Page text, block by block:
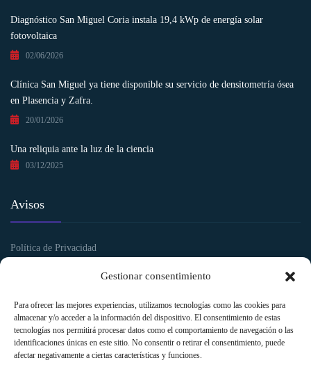
Gestionar consentimiento
Para ofrecer las mejores experiencias, utilizamos tecnologías como las cookies para
almacenar y/o acceder a la información del dispositivo. El consentimiento de estas
tecnologías nos permitirá procesar datos como el comportamiento de navegación o las
identificaciones únicas en este sitio. No consentir o retirar el consentimiento, puede
afectar negativamente a ciertas características y funciones.
Diagnóstico San Miguel Coria instala 19,4 kWp de energía solar
fotovoltaica
02/06/2026
Clínica San Miguel ya tiene disponible su servicio de densitometría ósea
en Plasencia y Zafra.
20/01/2026
Una reliquia ante la luz de la ciencia
03/12/2025
Avisos
Política de Privacidad